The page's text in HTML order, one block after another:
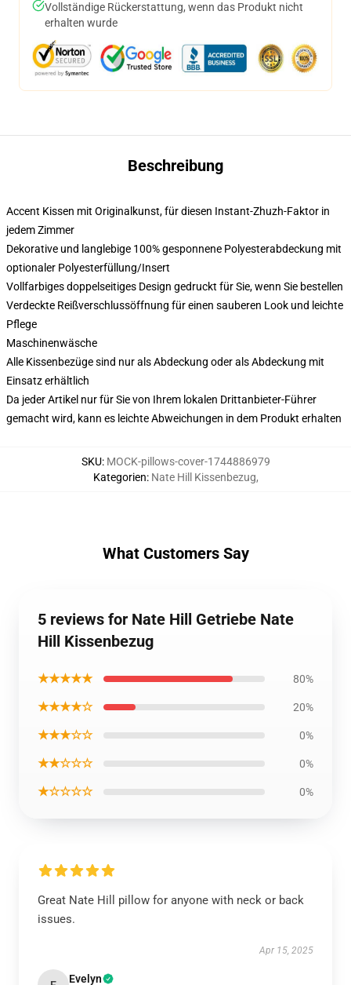
Vollständige Rückerstattung, wenn das Produkt nicht
erhalten wurde
Beschreibung
Accent Kissen mit Originalkunst, für diesen Instant-Zhuzh-Faktor in
jedem Zimmer
Dekorative und langlebige 100% gesponnene Polyesterabdeckung mit
optionaler Polyesterfüllung/Insert
Vollfarbiges doppelseitiges Design gedruckt für Sie, wenn Sie bestellen
Verdeckte Reißverschlussöffnung für einen sauberen Look und leichte
Pflege
Maschinenwäsche
Alle Kissenbezüge sind nur als Abdeckung oder als Abdeckung mit
Einsatz erhältlich
Da jeder Artikel nur für Sie von Ihrem lokalen Drittanbieter-Führer
gemacht wird, kann es leichte Abweichungen in dem Produkt erhalten
SKU: MOCK-pillows-cover-1744886979
Kategorien: Nate Hill Kissenbezug,
What Customers Say
5 reviews for Nate Hill Getriebe Nate
Hill Kissenbezug
★★★★★ 80%
★★★★☆ 20%
★★★☆☆ 0%
★★☆☆☆ 0%
★☆☆☆☆ 0%
Great Nate Hill pillow for anyone with neck or back
issues.
Apr 15, 2025
Evelyn